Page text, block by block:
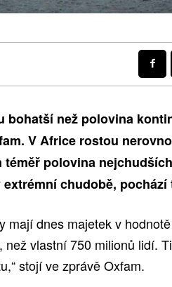
než polovina
V Africe rostou
téměř polovina
chudobě, pochází
mají dnes majetek v
vlastní 750 milionů lidí.
stojí ve zprávě Oxfam.